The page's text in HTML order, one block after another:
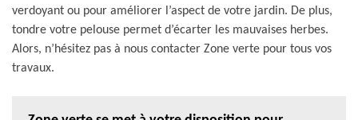
verdoyant ou pour améliorer l’aspect de votre jardin. De plus,
tondre votre pelouse permet d’écarter les mauvaises herbes.
Alors, n’hésitez pas à nous contacter Zone verte pour tous vos
travaux.